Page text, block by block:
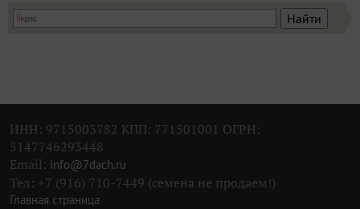
ИНН: 9715003782 КПП: 771501001 ОГРН:
5147746293448
Email: info@7dach.ru
Тел: +7 (916) 710-7449 (семена не продаем!)
Главная страница